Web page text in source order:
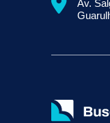
Empresa de
Divulgação
Anunciar na
Av.